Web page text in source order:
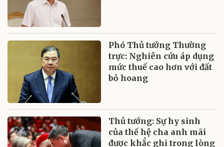
Phó Thủ tướng Thường
trực: Nghiên cứu áp dụng
mức thuế cao hơn với đất
bỏ hoang
Thủ tướng: Sự hy sinh
của thế hệ cha anh mãi
được khắc ghi trong lòng